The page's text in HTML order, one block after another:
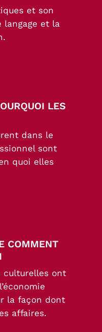
et son
langage et la
LES
dans le
sont
quoi elles
COMMENT
culturelles ont
la façon dont
affaires.